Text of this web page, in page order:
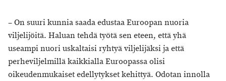
– On suuri kunnia saada edustaa Euroopan nuoria
viljelijöitä. Haluan tehdä työtä sen eteen, että yhä
useampi nuori uskaltaisi ryhtyä viljelijäksi ja että
perheviljelmillä kaikkialla Euroopassa olisi
oikeudenmukaiset edellytykset kehittyä. Odotan innolla